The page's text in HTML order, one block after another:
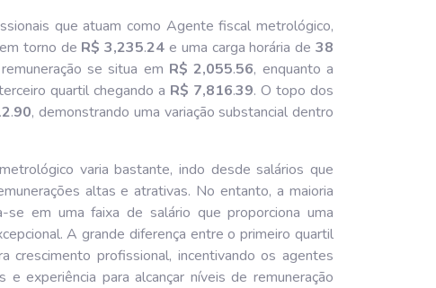
que atuam como Agente fiscal metrológico,
torno de R$ 3,235.24 e uma carga horária de 38
se situa em R$ 2,055.56, enquanto a
quartil chegando a R$ 7,816.39. O topo dos
.90, demonstrando uma variação substancial dentro
varia bastante, indo desde salários que
altas e atrativas. No entanto, a maioria
se em uma faixa de salário que proporciona uma
A grande diferença entre o primeiro quartil
crescimento profissional, incentivando os agentes
e experiência para alcançar níveis de remuneração